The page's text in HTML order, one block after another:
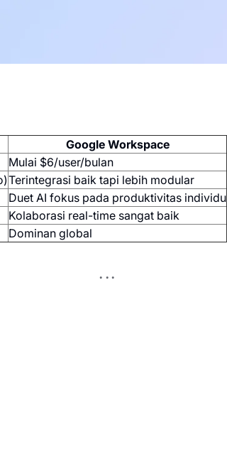
Google Workspace
Mulai $6/user/bulan
Terintegrasi baik tapi lebih modular
Duet AI fokus pada produktivitas individu
Kolaborasi real-time sangat baik
Dominan global